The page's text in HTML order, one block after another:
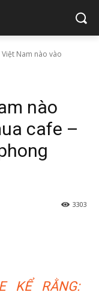
Nam nào vào
nào
cafe –
3303
KỂ RẰNG: